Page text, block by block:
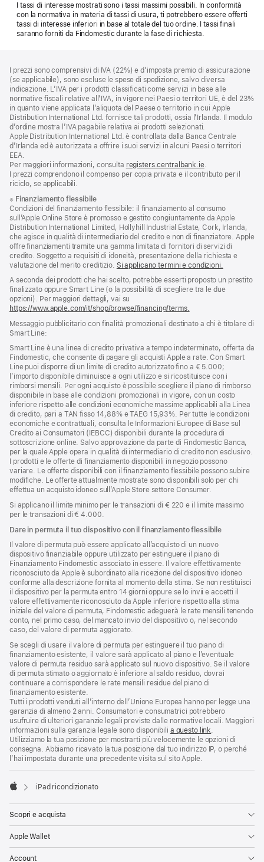
I tassi di interesse mostrati sono i tassi massimi possibili. In conformità
con la normativa in materia di tassi di usura, ti potrebbero essere offerti
tassi di interesse inferiori in base al totale del tuo ordine. I tassi finali
saranno forniti da Findomestic durante la fase di richiesta.
di
pagina
a
piè
di
pagina
I prezzi sono comprensivi di IVA (22%) e d’imposta premio di assicurazione
(se applicabile), sono escluse le spese di spedizione, salvo diversa
indicazione. L’IVA per i prodotti classificati come servizi in base alle
normative fiscali relative all’IVA, in vigore nei Paesi o territori UE, è del 23%
in quanto viene applicata l’aliquota del Paese o territorio in cui Apple
Distribution International Ltd. fornisce tali prodotti, ossia l’Irlanda. Il modulo
d’ordine mostra l’IVA pagabile relativa ai prodotti selezionati.
Apple Distribution International Ltd. è controllata dalla Banca Centrale
d’Irlanda ed è autorizzata a offrire i suoi servizi in alcuni Paesi o territori
EEA.
Per maggiori informazioni, consulta registers.centralbank.ie.
I prezzi comprendono il compenso per copia privata e il contributo per il
riciclo, se applicabili.
※ Finanziamento flessibile
Condizioni del finanziamento flessibile: il finanziamento al consumo
sull’Apple Online Store è promosso e gestito congiuntamente da Apple
Distribution International Limited, Hollyhill Industrial Estate, Cork, Irlanda,
che agisce in qualità di intermediario del credito e non di finanziatore. Apple
offre finanziamenti tramite una gamma limitata di fornitori di servizi di
credito. Soggetto a requisiti di idoneità, presentazione della richiesta e
valutazione del merito creditizio. Si applicano termini e condizioni.
A seconda dei prodotti che hai scelto, potrebbe esserti proposto un prestito
finalizzato oppure Smart Line (o la possibilità di scegliere tra le due
opzioni). Per maggiori dettagli, vai su
https://www.apple.com/it/shop/browse/financing/terms.
Messaggio pubblicitario con finalità promozionali destinato a chi è titolare di
Smart Line:
Smart Line è una linea di credito privativa a tempo indeterminato, offerta da
Findomestic, che consente di pagare gli acquisti Apple a rate. Con Smart
Line puoi disporre di un limite di credito autorizzato fino a € 5.000;
l’importo disponibile diminuisce a ogni utilizzo e si ricostituisce con i
rimborsi mensili. Per ogni acquisto è possibile scegliere il piano di rimborso
disponibile in base alle condizioni promozionali in vigore, con un costo
inferiore rispetto alle condizioni economiche massime applicabili alla Linea
di credito, pari a TAN fisso 14,88% e TAEG 15,93%. Per tutte le condizioni
economiche e contrattuali, consulta le Informazioni Europee di Base sul
Credito ai Consumatori (IEBCC) disponibili durante la procedura di
sottoscrizione online. Salvo approvazione da parte di Findomestic Banca,
per la quale Apple opera in qualità di intermediario di credito non esclusivo.
I prodotti e le offerte di finanziamento disponibili in negozio possono
variare. Le offerte disponibili con il finanziamento flessibile possono subire
modifiche. Le offerte attualmente mostrate sono disponibili solo per chi
effettua un acquisto idoneo sull’Apple Store settore Consumer.
Si applicano il limite minimo per le transazioni di € 220 e il limite massimo
per le transazioni di € 4.000.
Dare in permuta il tuo dispositivo con il finanziamento flessibile
Il valore di permuta può essere applicato all’acquisto di un nuovo
dispositivo finanziabile oppure utilizzato per estinguere il piano di
Finanziamento Findomestic associato in essere. Il valore effettivamente
riconosciuto da Apple è subordinato alla ricezione del dispositivo idoneo
conforme alla descrizione fornita al momento della stima. Se non restituisci
il dispositivo per la permuta entro 14 giorni oppure se lo invii e accetti il
valore effettivamente riconosciuto da Apple inferiore rispetto alla stima
iniziale del valore di permuta, Findomestic adeguerà le rate mensili tenendo
conto, nel primo caso, del mancato invio del dispositivo o, nel secondo
caso, del valore di permuta aggiorato.
Se scegli di usare il valore di permuta per estinguere il tuo piano di
finanziamento esistente, il valore sarà applicato al piano e l’eventuale
valore di permuta residuo sarà applicato sul nuovo dispositivo. Se il valore
di permuta stimato o aggiornato è inferiore al saldo residuo, dovrai
continuare a corrispondere le rate mensili residue del piano di
finanziamento esistente.
Tutti i prodotti venduti all’interno dell’Unione Europea hanno per legge una
garanzia di almeno 2 anni. Consumatori e consumatrici potrebbero
usufruire di ulteriori garanzie legali previste dalle normative locali. Maggiori
informazioni sulla garanzia legale sono disponibili a questo link.
Utilizziamo la tua posizione per mostrarti più velocemente le opzioni di
consegna. Abbiamo ricavato la tua posizione dal tuo indirizzo IP, o perché
l’hai impostata durante una precedente visita sul sito Apple.
iPad ricondizionato
Scopri e acquista
Apple Wallet
Account